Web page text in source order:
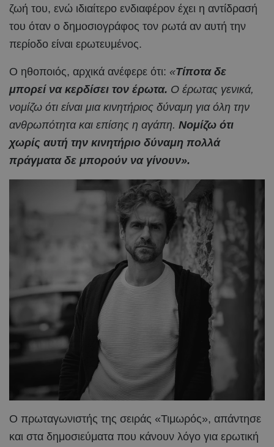
ζωή του, ενώ ιδιαίτερο ενδιαφέρον έχει η αντίδρασή
του όταν ο δημοσιογράφος τον ρωτά αν αυτή την
περίοδο είναι ερωτευμένος.
Ο ηθοποιός, αρχικά ανέφερε ότι: «Τίποτα δε
μπορεί να κερδίσει τον έρωτα. Ο έρωτας γενικά,
νομίζω ότι είναι μια κινητήριος δύναμη για όλη την
ανθρωπότητα και επίσης η αγάπη. Νομίζω ότι
χωρίς αυτή την κινητήριο δύναμη πολλά
πράγματα δε μπορούν να γίνουν».
Ο πρωταγωνιστής της σειράς «Τιμωρός», απάντησε
και στα δημοσιεύματα που κάνουν λόγο για ερωτική